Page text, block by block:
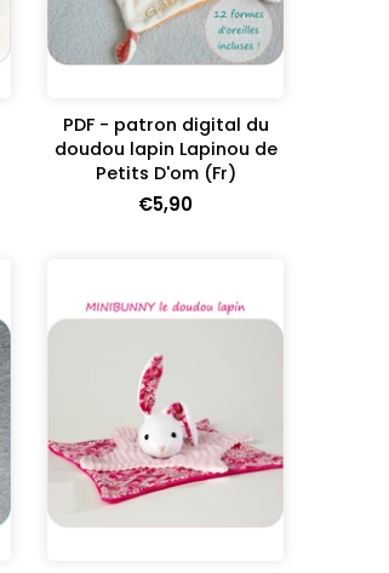
PDF - patron digital du
doudou lapin Lapinou de
Petits D'om (Fr)
€5,90